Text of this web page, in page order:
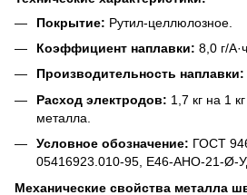
Покрытие: Рутил-целлюлозное.
Коэффициент наплавки: 8,0 г/А·ч.
Производительность наплавки:
Расход электродов: 1,7 кг на 1
металла.
Условное обозначение: ГОСТ
05416923.010-95, Е46-АНО-21-Ø-
Механические свойства металла